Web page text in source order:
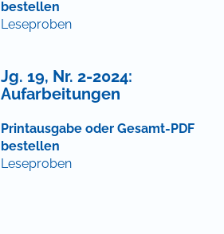
bestellen
Leseproben
Jg. 19, Nr. 2-2024:
Aufarbeitungen
Printausgabe oder Gesamt-PDF
bestellen
Leseproben